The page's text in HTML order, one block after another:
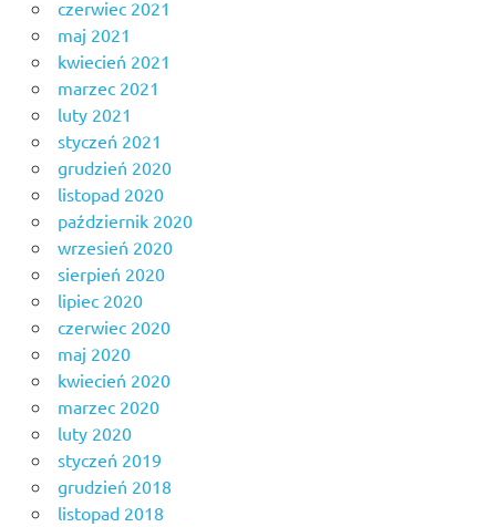
czerwiec 2021
maj 2021
kwiecień 2021
marzec 2021
luty 2021
styczeń 2021
grudzień 2020
listopad 2020
październik 2020
wrzesień 2020
sierpień 2020
lipiec 2020
czerwiec 2020
maj 2020
kwiecień 2020
marzec 2020
luty 2020
styczeń 2019
grudzień 2018
listopad 2018